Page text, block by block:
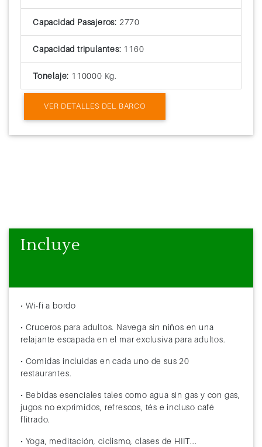
Capacidad Pasajeros: 2770
Capacidad tripulantes: 1160
Tonelaje: 110000 Kg.
VER DETALLES DEL BARCO
Incluye
• Wi-fi a bordo
• Cruceros para adultos. Navega sin niños en una
relajante escapada en el mar exclusiva para adultos.
• Comidas incluidas en cada uno de sus 20
restaurantes.
• Bebidas esenciales tales como agua sin gas y con gas,
jugos no exprimidos, refrescos, tés e incluso café
flitrado.
• Yoga, meditación, ciclismo, clases de HIIT...